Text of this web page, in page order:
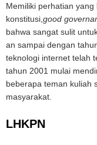
Memiliki perhatian
konstitusi, good
bahwa sangat sulit
an sampai dengan
teknologi internet telah
tahun 2001 mulai
beberapa teman kuliah
masyarakat.
LHKPN